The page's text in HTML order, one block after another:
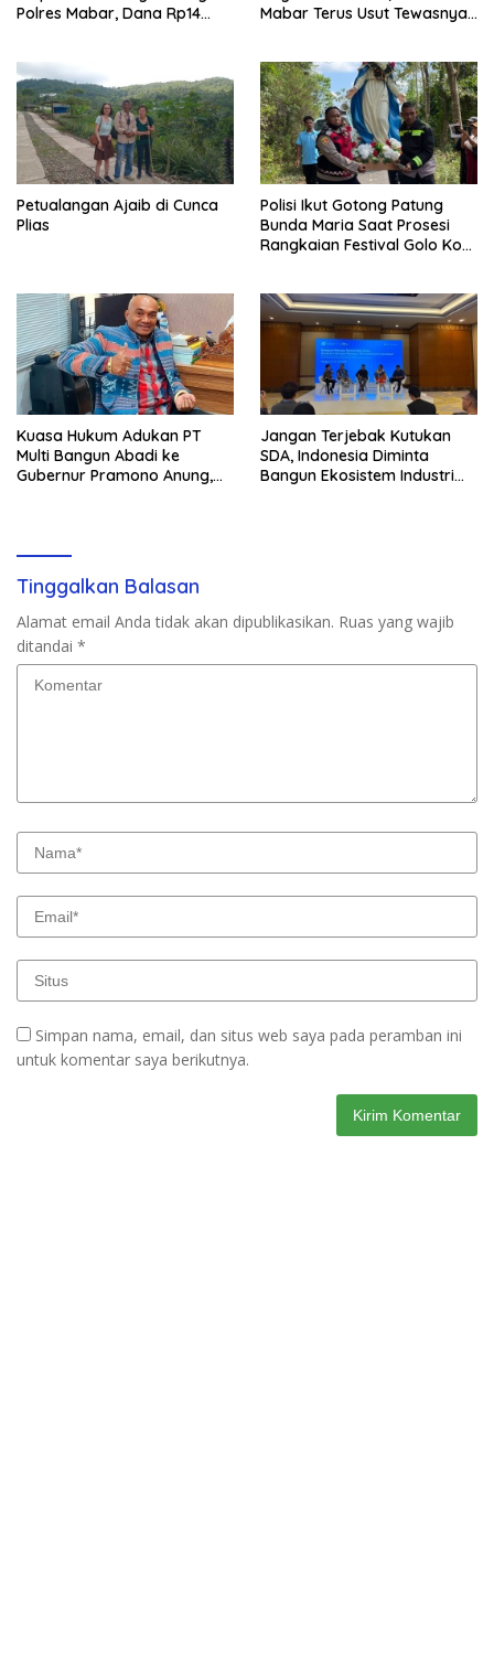
Polres Mabar, Dana Rp14
Mabar Terus Usut Tewasnya
Petualangan Ajaib di Cunca
Plias
Polisi Ikut Gotong Patung
Bunda Maria Saat Prosesi
Rangkaian Festival Golo Koe
Kuasa Hukum Adukan PT
Multi Bangun Abadi ke
Gubernur Pramono Anung,
Jangan Terjebak Kutukan
SDA, Indonesia Diminta
Bangun Ekosistem Industri
Tinggalkan Balasan
Alamat email Anda tidak akan dipublikasikan. Ruas yang wajib
ditandai *
Simpan nama, email, dan situs web saya pada peramban ini
untuk komentar saya berikutnya.